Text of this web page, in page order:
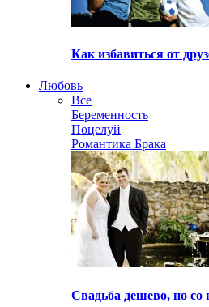
Как избавиться от
Любовь
Все
Беременность
Поцелуй
Романтика Брака
Свадьба дешево, но со